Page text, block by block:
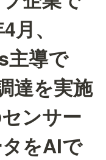
、
主導で
達を実施
ンサー
をAIで